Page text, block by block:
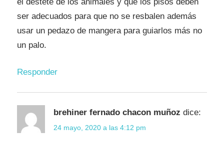
ser adecuados para que no se resbalen además
usar un pedazo de mangera para guiarlos más no
un palo.
Responder
brehiner fernado chacon muñoz dice:
24 mayo, 2020 a las 4:12 pm